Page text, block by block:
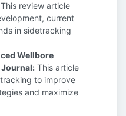
This review article
current
in sidetracking
Wellbore
Journal: This article
to improve
and maximize